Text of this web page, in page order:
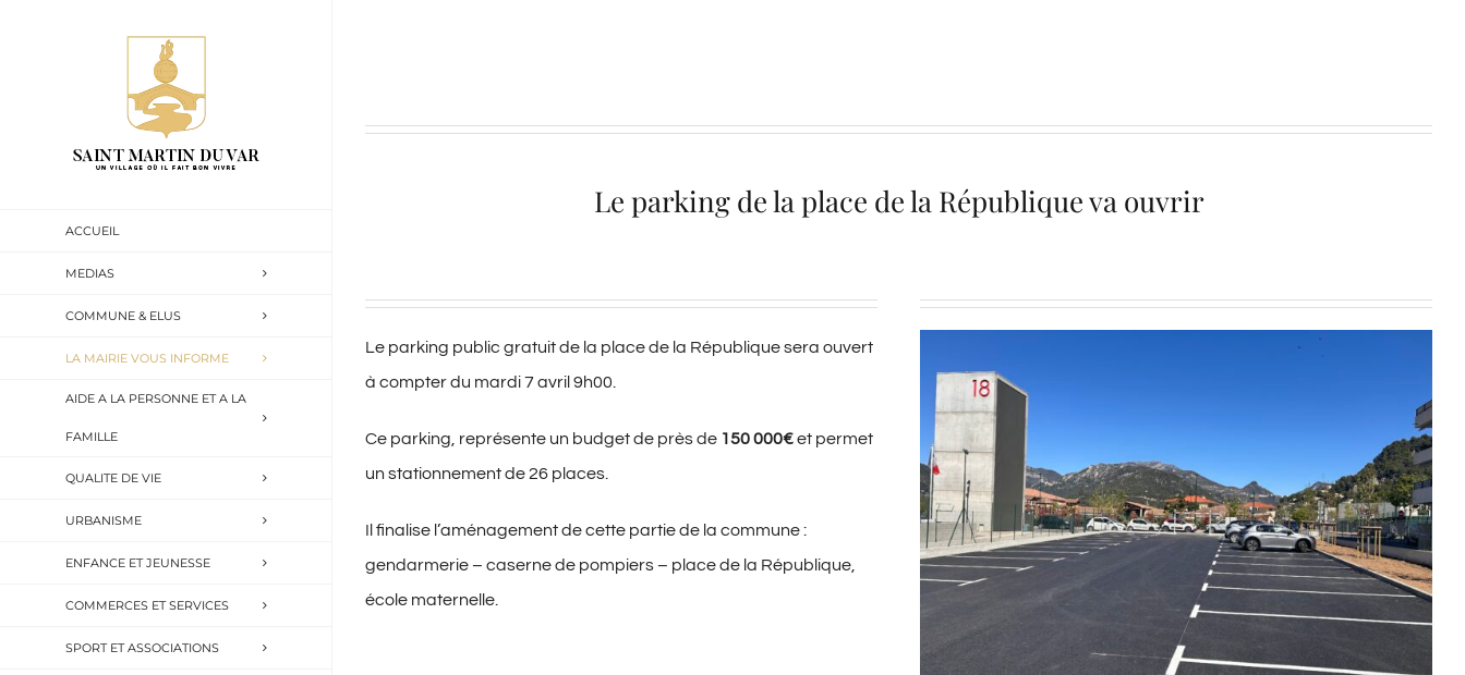
ACCUEIL
MEDIAS
COMMUNE & ELUS
LA MAIRIE VOUS INFORME
AIDE A LA PERSONNE ET A LA
FAMILLE
QUALITE DE VIE
URBANISME
ENFANCE ET JEUNESSE
COMMERCES ET SERVICES
SPORT ET ASSOCIATIONS
Le parking de la place de la République va ouvrir
Le parking public gratuit de la place de la République sera ouvert
à compter du mardi 7 avril 9h00.
Ce parking, représente un budget de près de 150 000€et permet
un stationnement de 26 places.
Il finalise l’aménagement de cette partie de la commune :
gendarmerie – caserne de pompiers – place de la République,
école maternelle.